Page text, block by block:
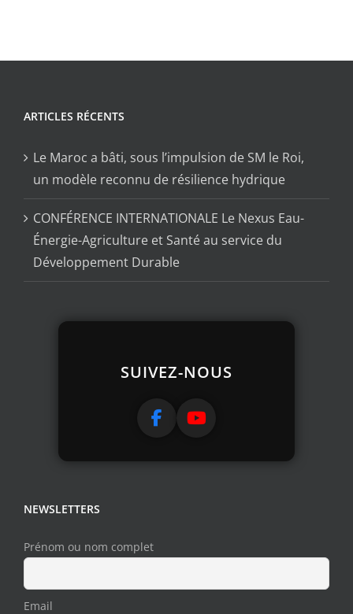
ARTICLES RÉCENTS
Le Maroc a bâti, sous l’impulsion de SM le Roi,
un modèle reconnu de résilience hydrique
CONFÉRENCE INTERNATIONALE Le Nexus Eau-
Énergie-Agriculture et Santé au service du
Développement Durable
SUIVEZ-NOUS
NEWSLETTERS
Prénom ou nom complet
Email